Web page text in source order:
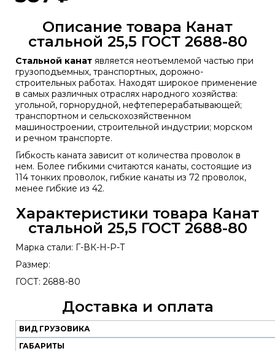
Описание товара Канат
стальной 25,5 ГОСТ 2688-80
Стальной канат является неотъемлемой частью при
грузоподъемных, транспортных, дорожно-
строительных работах. Находят широкое применение
в самых различных отраслях народного хозяйства:
угольной, горнорудной, нефтеперерабатывающей;
транспортном и сельскохозяйственном
машиностроении, строительной индустрии; морском
и речном транспорте.
Гибкость каната зависит от количества проволок в
нем. Более гибкими считаются канаты, состоящие из
114 тонких проволок, гибкие канаты из 72 проволок,
менее гибкие из 42.
Характеристики товара Канат
стальной 25,5 ГОСТ 2688-80
Марка стали: Г-ВК-Н-Р-Т
Размер:
ГОСТ: 2688-80
Доставка и оплата
Наш
транспорт
ВИД ГРУЗОВИКА
ГАБАРИТЫ